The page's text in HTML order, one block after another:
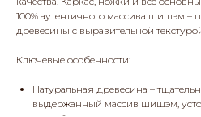
100% аутентичного массива шишэм –
древесины с выразительной
Ключевые особенности:
Натуральная древесина –
выдержанный массив шишэм,